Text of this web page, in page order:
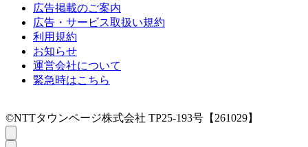
広告掲載のご案内
広告・サービス取扱い規約
利用規約
お知らせ
運営会社について
緊急時はこちら
©NTTタウンページ株式会社 TP25-193号【261029】